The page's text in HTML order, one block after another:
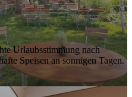
Urlaubsstimmung nach
Speisen an sonnigen Tagen.